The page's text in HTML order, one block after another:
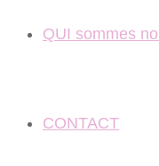
QUI sommes
CONTACT